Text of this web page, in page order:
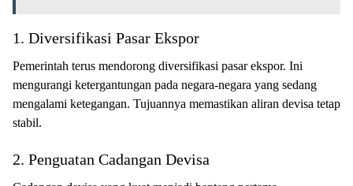
1. Diversifikasi Pasar Ekspor
Pemerintah terus mendorong diversifikasi pasar ekspor. Ini
mengurangi ketergantungan pada negara-negara yang sedang
mengalami ketegangan. Tujuannya memastikan aliran devisa tetap
stabil.
2. Penguatan Cadangan Devisa